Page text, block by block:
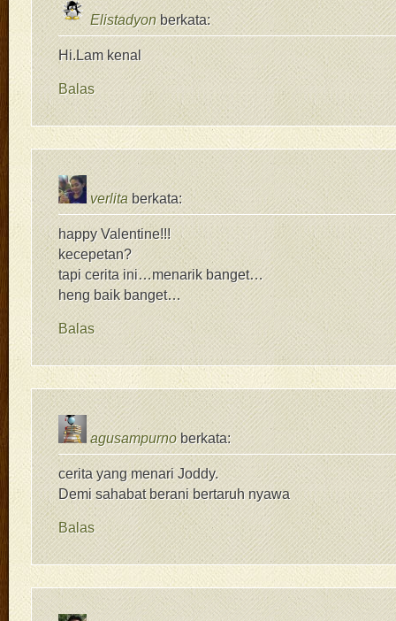
Elistadyon berkata:
Hi.Lam kenal
Balas
verlita berkata:
happy Valentine!!!
kecepetan?
tapi cerita ini…menarik banget…
heng baik banget…
Balas
agusampurno berkata:
cerita yang menari Joddy.
Demi sahabat berani bertaruh nyawa
Balas